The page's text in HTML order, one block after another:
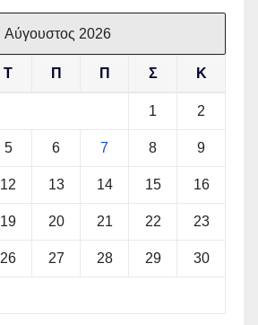
Αύγουστος 2026
Τ Π Π Σ Κ
1 2
5 6 7 8 9
12 13 14 15 16
19 20 21 22 23
26 27 28 29 30